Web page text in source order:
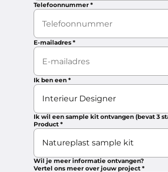
Telefoonnummer*
E-mailadres*
Ik ben een*
Ik wil een sample kit ontvangen (bevat 3
Product*
Wil je meer informatie ontvangen?
Vertel ons meer over jouw project*